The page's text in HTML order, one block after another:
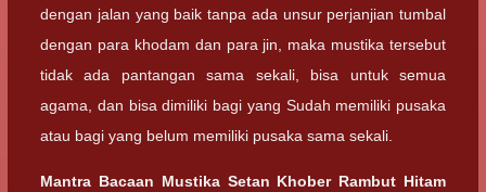
dengan jalan yang baik tanpa ada unsur perjanjian tumbal
dengan para khodam dan para jin, maka mustika tersebut
tidak ada pantangan sama sekali, bisa untuk semua
agama, dan bisa dimiliki bagi yang Sudah memiliki pusaka
atau bagi yang belum memiliki pusaka sama sekali.
Mantra Bacaan Mustika Setan Khober Rambut Hitam